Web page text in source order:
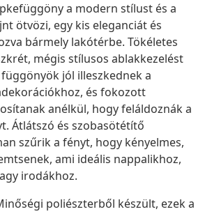
a modern stílust és a
ötvözi, egy kis eleganciát és
bármely lakótérbe. Tökéletes
mégis stílusos ablakkezelést
jól illeszkednek a
és fokozott
anélkül, hogy feláldoznák a
Átlátszó és szobasötétítő
szűrik a fényt, hogy kényelmes,
ami ideális nappalikhoz,
irodákhoz.
poliészterből készült, ezek a